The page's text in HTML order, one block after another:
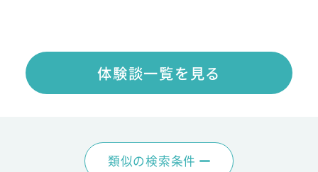
体験談一覧を見る
類似の検索条件